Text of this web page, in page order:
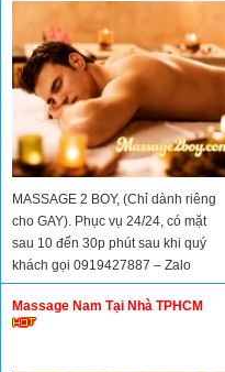
MASSAGE 2 BOY, (Chỉ dành riêng
cho GAY). Phục vụ 24/24, có mặt
sau 10 đến 30p phút sau khi quý
khách gọi 0919427887 – Zalo
0899.898.606
Massage Nam Tại Nhà TPHCM